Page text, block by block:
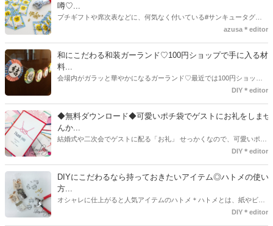
噂♡...
プチギフトや席次表などに、何気なく付いている#サンキュータグ実
はほとんどの花嫁さんが手作りしてるってご存知でしたか！？あるの
ま、付いてた方が断然可愛い♡そんなプレ花嫁さんたちの#サンキュー
タグアイデア、探してみました♪
azusa＊editor
和にこだわる和装ガーランド♡100円ショップで手に入る材
料...
会場内がガラッと華やかになるガーランド♡最近では100円ショップ
で既に完成された物が販売されていたり、ネット上でダウンロードし
す。ダウンロードしたデザインを印刷する紙をこだわるプレ花嫁さん
も・・・♡紙質や柄などでガラッと印象が変わりますよね♪
DIY＊editor
◆無料ダウンロード◆可愛いポチ袋でゲストにお礼をしませ
んか...
結婚式や二次会でゲストに配る「お礼」 せっかくなので、可愛いポチ
袋で用意しませんか？今回の記事では無料でダウンロードできるデザ
ください。いつもStrawberryを読んで頂いているプレ花嫁さんのお手
伝いが少しでも出来れば嬉しいです♡
DIY＊editor
DIYにこだわるなら持っておきたいアイテム◎ハトメの使い
方...
オシャレに仕上がると人気アイテムのハトメ＊ハトメとは、紙やビニ
ールなどに開けた穴につける金具のことでサイズが幅広く揃っていま
DIY＊editor